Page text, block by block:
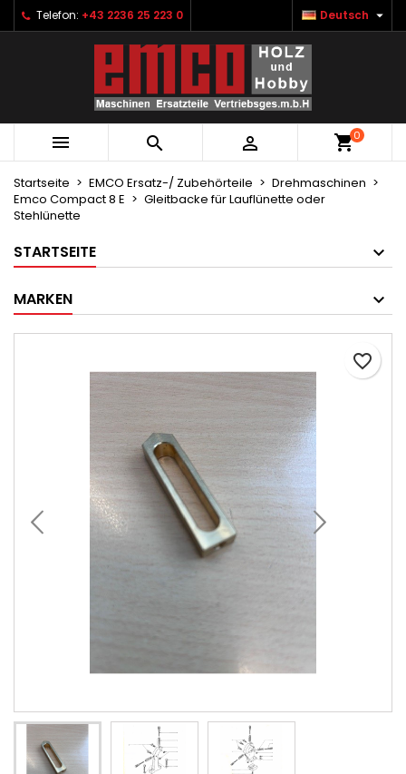
Telefon: +43 2236 25 223 0 Deutsch 
   0
Startseite EMCO Ersatz-/ Zubehörteile
Drehmaschinen
Emco Compact 8 E
Gleitbacke für Lauflünette oder
Stehlünette
STARTSEITE
MARKEN
favorite_border
Ihre Wunschlisten ×
Neue Liste anlegen
Wunschliste erstellen ×
Name der Wunschliste
Abbrechen Wunschliste erstellen
Anmelden ×
Sie müssen angemeldet sein, um Artikel Ihrer
Wunschliste hinzufügen zu können.
Abbrechen Anmelden